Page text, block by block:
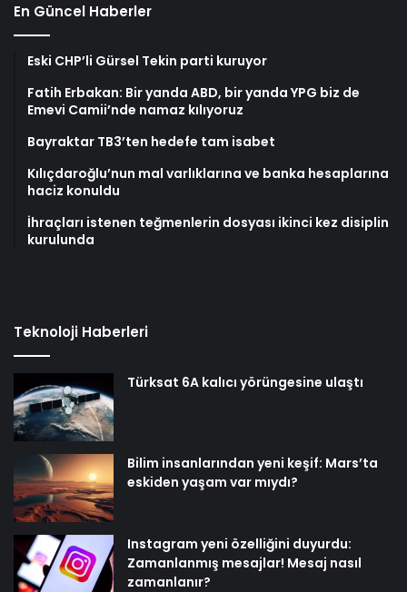
En Güncel Haberler
Eski CHP’li Gürsel Tekin parti kuruyor
Fatih Erbakan: Bir yanda ABD, bir yanda YPG biz de
Emevi Camii’nde namaz kılıyoruz
Bayraktar TB3’ten hedefe tam isabet
Kılıçdaroğlu’nun mal varlıklarına ve banka hesaplarına
haciz konuldu
İhraçları istenen teğmenlerin dosyası ikinci kez disiplin
kurulunda
Teknoloji Haberleri
Türksat 6A kalıcı yörüngesine ulaştı
Bilim insanlarından yeni keşif: Mars’ta
eskiden yaşam var mıydı?
Instagram yeni özelliğini duyurdu:
Zamanlanmış mesajlar! Mesaj nasıl
zamanlanır?